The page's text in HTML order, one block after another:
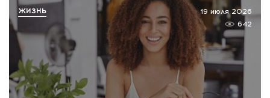
19 июля 2026
642
ЖИЗНЬ